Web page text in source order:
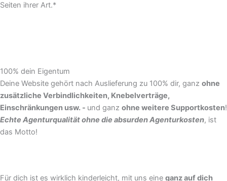
Seiten ihrer Art.*
100% dein Eigentum
Deine Website gehört nach Auslieferung zu 100% dir, ganz ohne
zusätzliche Verbindlichkeiten, Knebelverträge,
Einschränkungen usw. - und ganz ohne weitere Supportkosten!
Echte Agenturqualität ohne die absurden Agenturkosten, ist
das Motto!
Für dich ist es wirklich kinderleicht, mit uns eine ganz auf dich